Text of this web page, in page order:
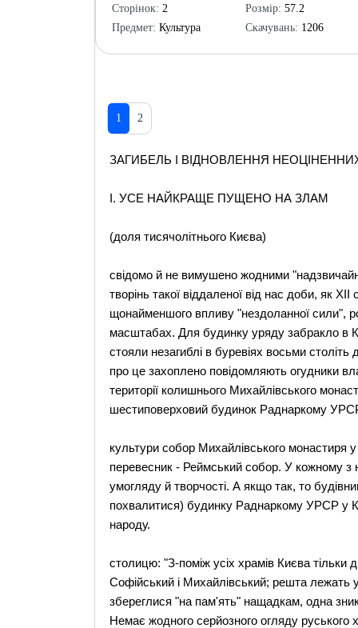
Сторінок: 2
Предмет: Культура
Розмір: 57.2
Скачувань: 1206
1 2
ЗАГИБЕЛЬ І ВІДНОВЛЕННЯ
І. УСЕ НАЙКРАЩЕ ПУЩЕНО НА ЗЛАМ
(доля тисячолітнього Києва)
свідомо й не вимушено жодними
творінь такої віддаленої від нас доби, як
щонайменшого впливу "нездоланної сили",
масштабах. Для будинку уряду забракло в
стояли незагиблі в буревіях восьми століть
про це захоплено повідомляють огудники
території колишнього Михайлівського
шестиповерховий будинок Раднаркому
культури собор Михайлівського
перевесник - Реймський собор. У кожному з
умогляду й творчості. А якщо так, то
похвалитися) будинку Раднаркому УРСР у
народу.
столицю: "З-поміж усіх храмів Києва
Софійський і Михайлівський; решта лежать
збереглися "на пам'ять" нащадкам, одна
Немає жодного серйозного огляду